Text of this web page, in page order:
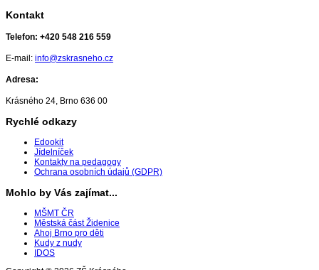
Kontakt
Telefon: +420 548 216 559
E-mail: info@zskrasneho.cz
Adresa:
Krásného 24, Brno 636 00
Rychlé odkazy
Edookit
Jídelníček
Kontakty na pedagogy
Ochrana osobních údajů (GDPR)
Mohlo by Vás zajímat...
MŠMT ČR
Městská část Židenice
Ahoj Brno pro děti
Kudy z nudy
IDOS